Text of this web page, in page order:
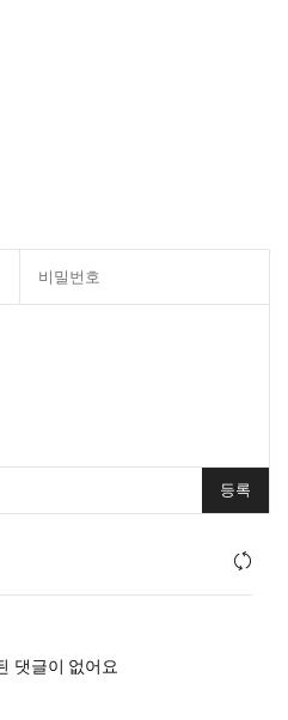
등록
댓글이 없어요